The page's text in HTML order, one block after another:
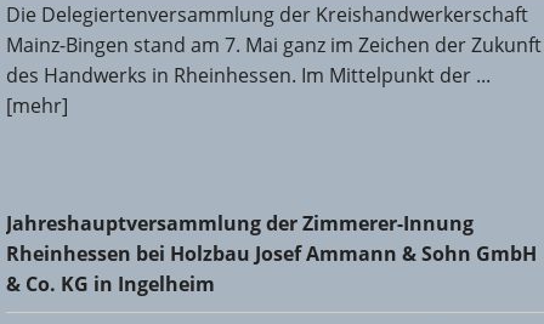
Die Delegiertenversammlung der Kreishandwerkerschaft
Mainz-Bingen stand am 7. Mai ganz im Zeichen der Zukunft
des Handwerks in Rheinhessen. Im Mittelpunkt der ...
[mehr]
Jahreshauptversammlung der Zimmerer-Innung
Rheinhessen bei Holzbau Josef Ammann & Sohn GmbH &
Co. KG in Ingelheim
Jahreshauptversammlung der Zimmerer-Innung
Rheinhessen bei Holzbau Josef Ammann & Sohn GmbH
& Co. KG in Ingelheim